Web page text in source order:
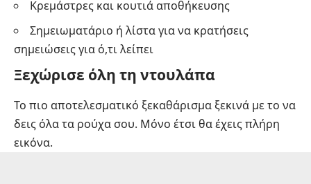
Κρεμάστρες και κουτιά αποθήκευσης
Σημειωματάριο ή λίστα για να κρατήσεις
σημειώσεις για ό,τι λείπει
Ξεχώρισε όλη τη ντουλάπα
Το πιο αποτελεσματικό ξεκαθάρισμα ξεκινά με το να
δεις όλα τα ρούχα σου. Μόνο έτσι θα έχεις πλήρη
εικόνα.